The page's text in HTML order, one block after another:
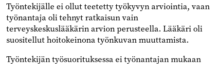
Työntekijälle ei ollut teetetty työkyvyn arviointia, vaan
työnantaja oli tehnyt ratkaisun vain
terveyskeskuslääkärin arvion perusteella. Lääkäri oli
suositellut hoitokeinona työnkuvan muuttamista.
Työntekijän työsuorituksessa ei työnantajan mukaan